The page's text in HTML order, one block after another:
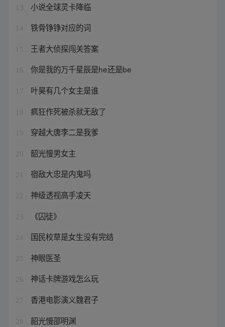
13 小说全球灵卡降临
14 铁骨铮铮对应的词
15 王者大侦探闯关答案
16 你是我的万千星辰是he还是be
17 叶昊有几个女主是谁
18 疯狂作死被杀就无敌了
19 穿越大唐李二是我爹
20 韶光慢男女主
21 宿敌大忠是内鬼吗
22 神级透视高手凌天
23 《囚徒》
24 国民校草是女生没有完结
25 神眼医圣
26 神话卡牌游戏怎么玩
27 香港电影演义魏君子
28 韶光慢邵明渊